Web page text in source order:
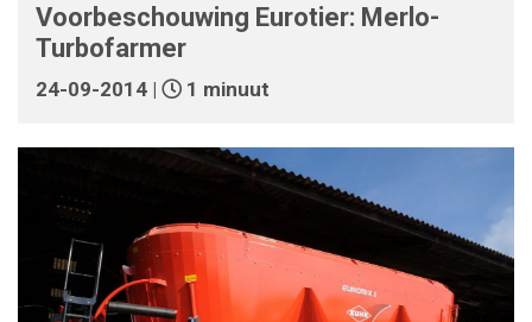
Voorbeschouwing Eurotier: Merlo-
Turbofarmer
24-09-2014 | 1 minuut